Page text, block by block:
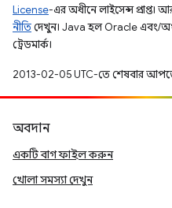
License-এর অধীনে লাইসেন্স প্রাপ্ত।
নীতিদেখুন। Java হল Oracle এবং/
ট্রেডমার্ক।
2013-02-05 UTC-তে শেষবার
অবদান
একটি বাগ ফাইল করুন
খোলা সমস্যা দেখুন